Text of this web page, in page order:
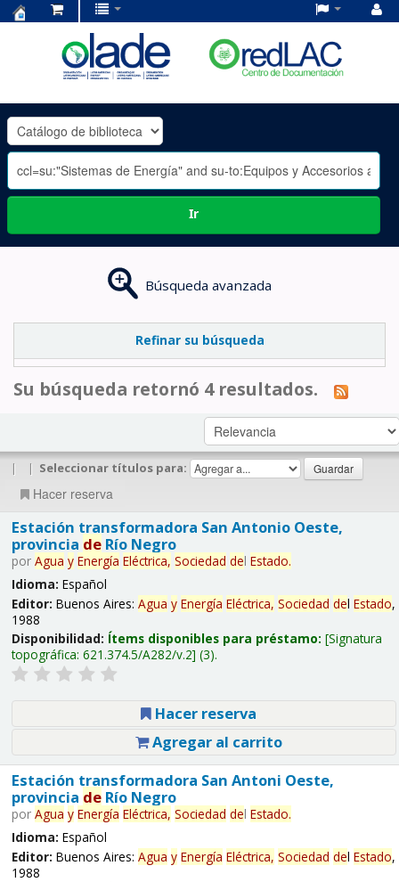
OLADE
-
Ir
Búsqueda avanzada
Refinar su búsqueda
Su búsqueda retornó 4 resultados.
| | Seleccionar títulos para:
Hacer reserva
Estación transformadora San Antonio Oeste,
provincia deRío Negro
por Agua y Energía Eléctrica, Sociedad del Estado.
Idioma: Español
Editor: Buenos Aires: Agua y Energía Eléctrica, Sociedad del Estado,
1988
Disponibilidad: Ítems disponibles para préstamo: Signatura
topográfica: 621.374.5/A282/v.2 (3).
Hacer reserva
Agregar al carrito
Estación transformadora San Antoni Oeste,
provincia deRío Negro
por Agua y Energía Eléctrica, Sociedad del Estado.
Idioma: Español
Editor: Buenos Aires: Agua y Energía Eléctrica, Sociedad del Estado,
1988